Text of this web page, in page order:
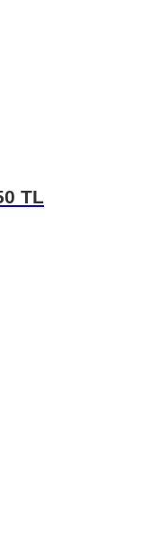
TL